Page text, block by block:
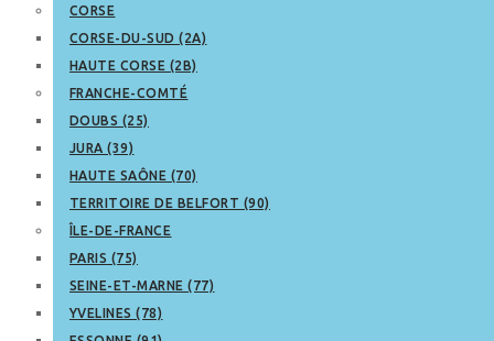
CORSE
CORSE-DU-SUD (2A)
HAUTE CORSE (2B)
FRANCHE-COMTÉ
DOUBS (25)
JURA (39)
HAUTE SAÔNE (70)
TERRITOIRE DE BELFORT (90)
ÎLE-DE-FRANCE
PARIS (75)
SEINE-ET-MARNE (77)
YVELINES (78)